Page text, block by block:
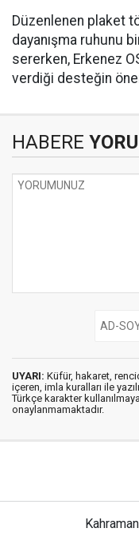
Düzenlenen plaket
dayanışma ruhunu
sererken, Erkenez
verdiği desteğin
HABERE
UYARI: Küfür, hakaret,
içeren, imla kuralları ile
Türkçe karakter
onaylanmamaktadır.